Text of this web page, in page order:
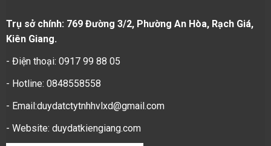
Trụ sở chính: 769 Đường 3/2, Phường An Hòa, Rạch Giá,
Kiên Giang.
- Điện thoại: 0917 99 88 05
- Hotline: 0848558558
- Email:duydatctytnhhvlxd@gmail.com
- Website: duydatkiengiang.com